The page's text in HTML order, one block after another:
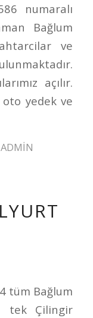
numaralı
Bağlum
ve
açılır.
yedek ve
ADMIN
tüm Bağlum
tek Çilingir